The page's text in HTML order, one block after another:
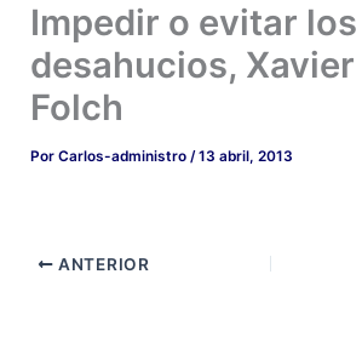
Impedir o evitar los
desahucios,
Folch
PorCarlos-administro/13 abril, 2013
ANTERIOR